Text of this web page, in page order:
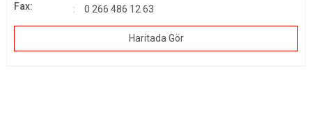
Fax:
0 266 486 12 63
Haritada Gör